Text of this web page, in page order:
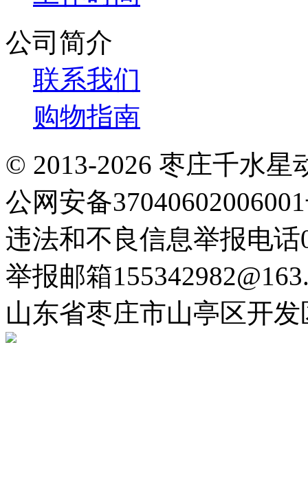
公司简介
联系我们
购物指南
© 2013-2026 枣庄千水
公网安备
违法和不良信息举报电话
举报邮箱
山东省枣庄市山亭区开